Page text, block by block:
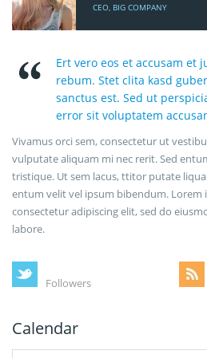
CEO, BIG COMPANY
Ert vero eos et accusam et
rebum. Stet clita kasd
sanctus est. Sed ut
error sit voluptatem
Vivamus orci sem, consectetur ut
vulputate aliquam mi nec rerit. Sed
tristique. Ut sem lacus, ttitor putate
entum velit vel ipsum bibendum. Lorem
consectetur adipiscing elit, sed do
labore.
Followers
Calendar